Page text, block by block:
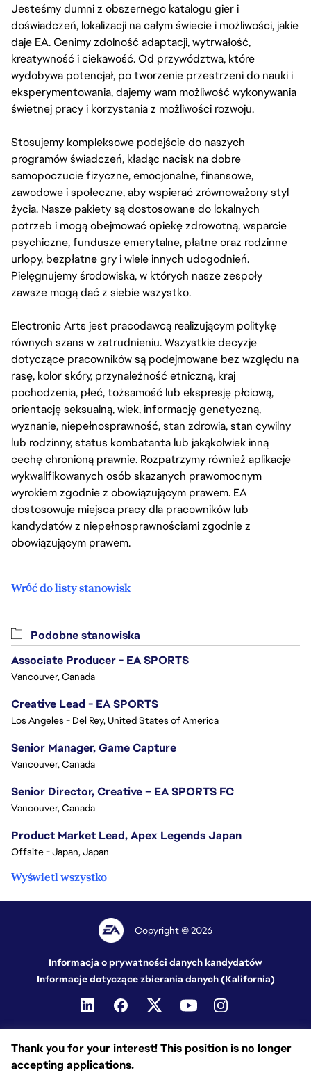
Jesteśmy dumni z obszernego katalogu gier i
doświadczeń, lokalizacji na całym świecie i możliwości, jakie
daje EA. Cenimy zdolność adaptacji, wytrwałość,
kreatywność i ciekawość. Od przywództwa, które
wydobywa potencjał, po tworzenie przestrzeni do nauki i
eksperymentowania, dajemy wam możliwość wykonywania
świetnej pracy i korzystania z możliwości rozwoju.
Stosujemy kompleksowe podejście do naszych
programów świadczeń, kładąc nacisk na dobre
samopoczucie fizyczne, emocjonalne, finansowe,
zawodowe i społeczne, aby wspierać zrównoważony styl
życia. Nasze pakiety są dostosowane do lokalnych
potrzeb i mogą obejmować opiekę zdrowotną, wsparcie
psychiczne, fundusze emerytalne, płatne oraz rodzinne
urlopy, bezpłatne gry i wiele innych udogodnień.
Pielęgnujemy środowiska, w których nasze zespoły
zawsze mogą dać z siebie wszystko.
Electronic Arts jest pracodawcą realizującym politykę
równych szans w zatrudnieniu. Wszystkie decyzje
dotyczące pracowników są podejmowane bez względu na
rasę, kolor skóry, przynależność etniczną, kraj
pochodzenia, płeć, tożsamość lub ekspresję płciową,
orientację seksualną, wiek, informację genetyczną,
wyznanie, niepełnosprawność, stan zdrowia, stan cywilny
lub rodzinny, status kombatanta lub jakąkolwiek inną
cechę chronioną prawnie. Rozpatrzymy również aplikacje
wykwalifikowanych osób skazanych prawomocnym
wyrokiem zgodnie z obowiązującym prawem. EA
dostosowuje miejsca pracy dla pracowników lub
kandydatów z niepełnosprawnościami zgodnie z
obowiązującym prawem.
Wróć do listy stanowisk
Thank you for your interest! This position is no longer
accepting applications.
Podobne stanowiska
Associate Producer - EA SPORTS
Vancouver, Canada
Creative Lead - EA SPORTS
Los Angeles - Del Rey, United States of America
Senior Manager, Game Capture
Vancouver, Canada
Senior Director, Creative – EA SPORTS FC
Vancouver, Canada
Product Market Lead, Apex Legends Japan
Offsite - Japan, Japan
Wyświetl wszystko
Copyright © 2026
Informacja o prywatności danych kandydatów
Informacje dotyczące zbierania danych (Kalifornia)